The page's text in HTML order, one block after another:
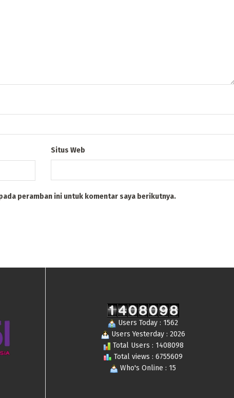
Situs Web
peramban ini untuk komentar saya berikutnya.
Users Today : 1562
Users Yesterday : 2026
Total Users : 1408098
Total views : 6755609
Who's Online : 15